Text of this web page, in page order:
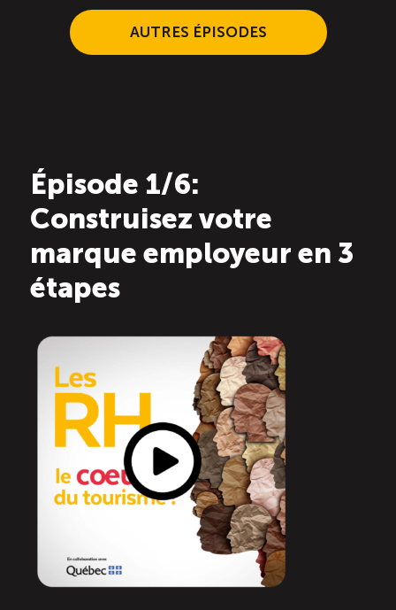
AUTRES ÉPISODES
Épisode 1/6:
Construisez votre
marque employeur en 3
étapes